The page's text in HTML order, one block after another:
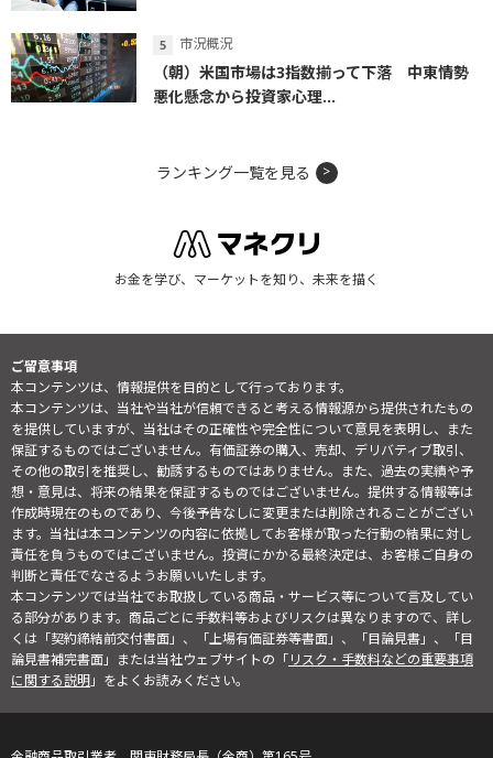
市況概況
（朝）米国市場は3指数揃って下落 中東情勢
悪化懸念から投資家心理...
ランキング一覧を見る
お金を学び、マーケットを知り、未来を描く
ご留意事項
本コンテンツは、情報提供を目的として行っております。
本コンテンツは、当社や当社が信頼できると考える情報源から提供されたもの
を提供していますが、当社はその正確性や完全性について意見を表明し、また
保証するものではございません。有価証券の購入、売却、デリバティブ取引、
その他の取引を推奨し、勧誘するものではありません。また、過去の実績や予
想・意見は、将来の結果を保証するものではございません。提供する情報等は
作成時現在のものであり、今後予告なしに変更または削除されることがござい
ます。当社は本コンテンツの内容に依拠してお客様が取った行動の結果に対し
責任を負うものではございません。投資にかかる最終決定は、お客様ご自身の
判断と責任でなさるようお願いいたします。
本コンテンツでは当社でお取扱している商品・サービス等について言及してい
る部分があります。商品ごとに手数料等およびリスクは異なりますので、詳し
くは「契約締結前交付書面」、「上場有価証券等書面」、「目論見書」、「目
論見書補完書面」または当社ウェブサイトの「リスク・手数料などの重要事項
に関する説明」をよくお読みください。